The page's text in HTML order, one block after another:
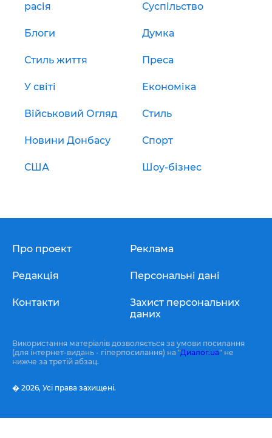
расія Суспільство
Блоги Думка
Стиль життя Преса
У світі Економіка
Військовий Огляд Стиль
Новини Донбасу Спорт
США Шоу-бізнес
Про проект
Редакція
Контакти
Реклама
Персональні дані
Захист персональних
даних
Використання матеріалів дозволяється за умови посилання
(для інтернет-видань - гіперпосилання) на "Диалог.ua" не
нижче за третій абзац.
� 2026, Усі права захищені.